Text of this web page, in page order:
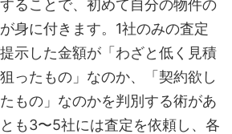
ることで、初めて自分の物件の
身に付きます。1社のみの査定
示した金額が「わざと低く見積
ったもの」なのか、「契約欲し
もの」なのかを判別する術があ
も3〜5社には査定を依頼し、各